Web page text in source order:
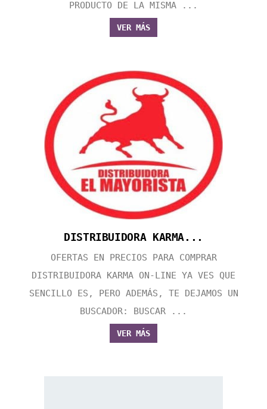
PRODUCTO DE LA MISMA ...
VER MÁS
DISTRIBUIDORA KARMA...
OFERTAS EN PRECIOS PARA COMPRAR
DISTRIBUIDORA KARMA ON-LINE YA VES QUE
SENCILLO ES, PERO ADEMÁS, TE DEJAMOS UN
BUSCADOR: BUSCAR ...
VER MÁS